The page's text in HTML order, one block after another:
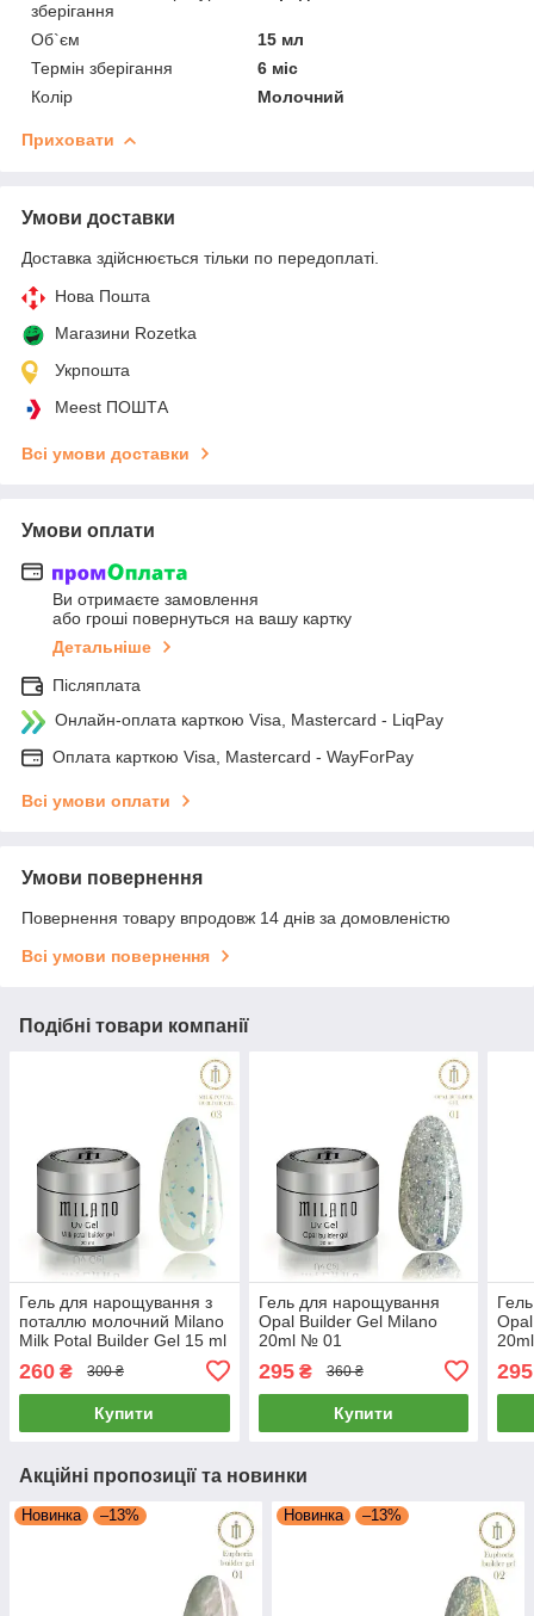
зберігання
Об`єм
15 мл
Термін зберігання
6 міс
Колір
Молочний
Приховати
Умови доставки
Доставка здійснюється тільки по передоплаті.
Нова Пошта
Магазини Rozetka
Укрпошта
Meest ПОШТА
Всі умови доставки
Умови оплати
Ви отримаєте замовлення
або гроші повернуться на вашу картку
Детальніше
Післяплата
Онлайн-оплата карткою Visa, Mastercard - LiqPay
Оплата карткою Visa, Mastercard - WayForPay
Всі умови оплати
Умови повернення
Повернення товару впродовж 14 днів за домовленістю
Всі умови повернення
Подібні товари компанії
Гель для нарощування з
поталлю молочний Milano
Milk Potal Builder Gel 15 ml
260 ₴ 300 ₴
Купити
Гель для нарощування
Opal Builder Gel Milano
20ml № 01
295₴ 360 ₴
Купити
295
Акційні пропозиції та новинки
Новинка –13% Новинка –13%